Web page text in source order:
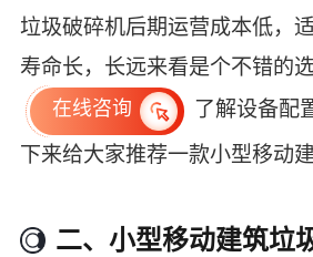
垃圾破碎机后期运营成本低，
寿命长，长远来看是个不错的
在线咨询
了解设备配
下来给大家推荐一款小型移动
二、小型移动建筑垃